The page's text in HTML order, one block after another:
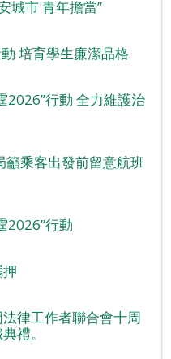
城市 青年擔當”
動 培育學生廉潔品格
2026”行動 全力維護治
籲乘客出發前留意航班
2026”行動
律工作者聯合會十周
禮。